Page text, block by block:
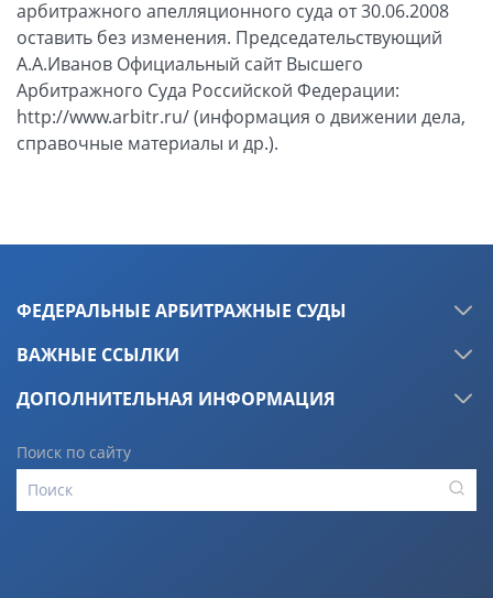
ФЕДЕРАЛЬНЫЕ АРБИТРАЖНЫЕ СУДЫ
ВАЖНЫЕ ССЫЛКИ
ДОПОЛНИТЕЛЬНАЯ ИНФОРМАЦИЯ
Поиск по сайту